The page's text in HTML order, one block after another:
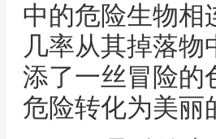
中的危险生物相
几率从其掉落
添了一丝冒险的
危险转化为美丽